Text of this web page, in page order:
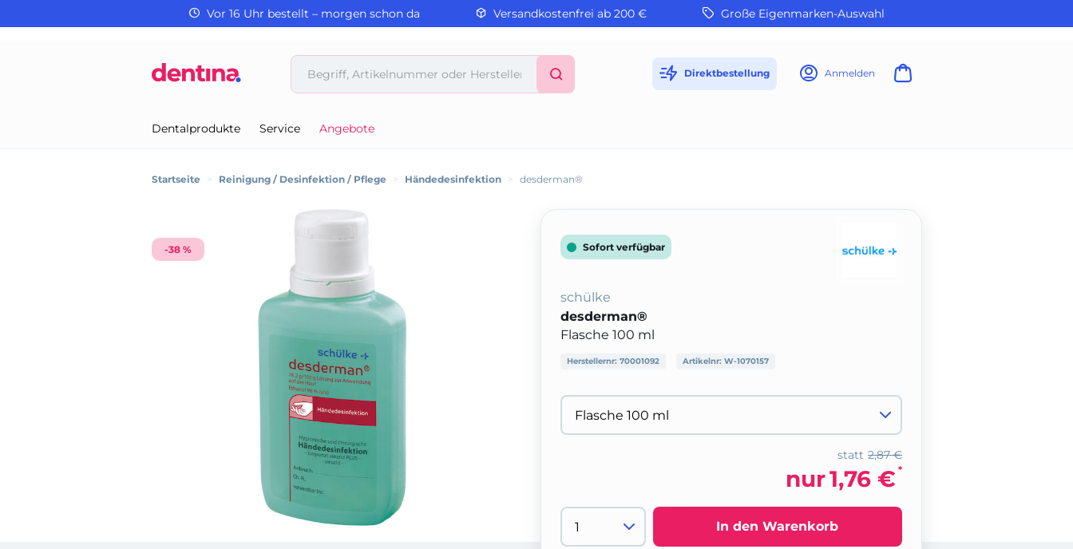
Vor 16 Uhr bestellt – morgen schon da Versandkostenfrei ab 200 € Große Eigenmarken-Auswahl
Direktbestellung Anmelden
Dentalprodukte Service Angebote
Startseite > Reinigung / Desinfektion / Pflege > Händedesinfektion > desderman®
-38 % Sofort verfügbar
schülke
desderman®
Flasche 100 ml
Herstellernr: 70001092 Artikelnr: W-1070157
2,87 €
statt
nur1,76 € *
In den Warenkorb